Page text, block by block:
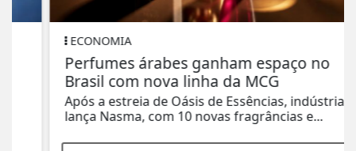
ECONOMIA
Perfumes árabes ganham espaço no
Brasil com nova linha da MCG
Após a estreia de Oásis de Essências, indústria
lança Nasma, com 10 novas fragrâncias e...